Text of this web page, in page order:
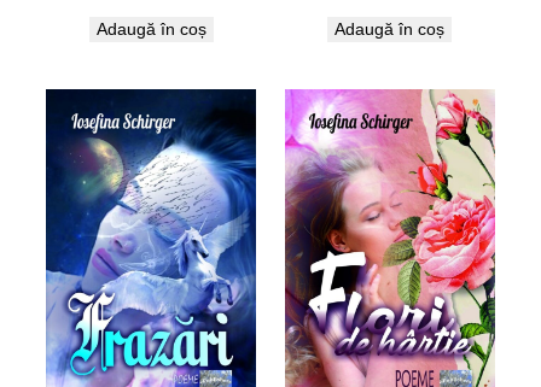
Adaugă în coș Adaugă în coș